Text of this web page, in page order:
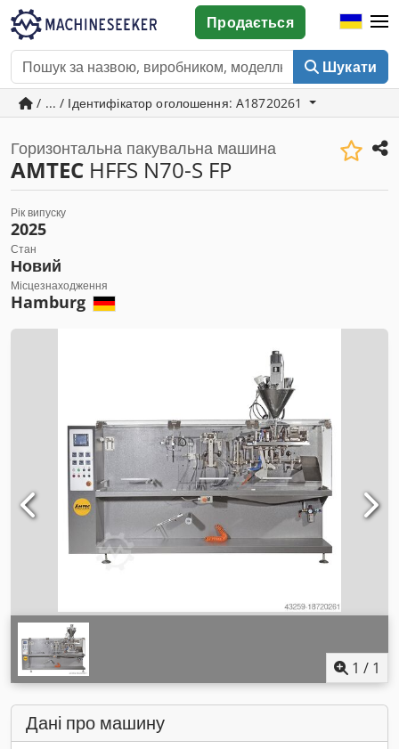
Шукати
Продається
/ ... / Ідентифікатор оголошення: A18720261
Горизонтальна пакувальна машина
AMTEC HFFS N70-S FP
Рік випуску
2025
Стан
Новий
Місцезнаходження
Hamburg
1 / 1
Дані про машину